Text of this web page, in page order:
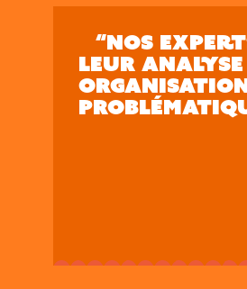
“NOS
LEUR